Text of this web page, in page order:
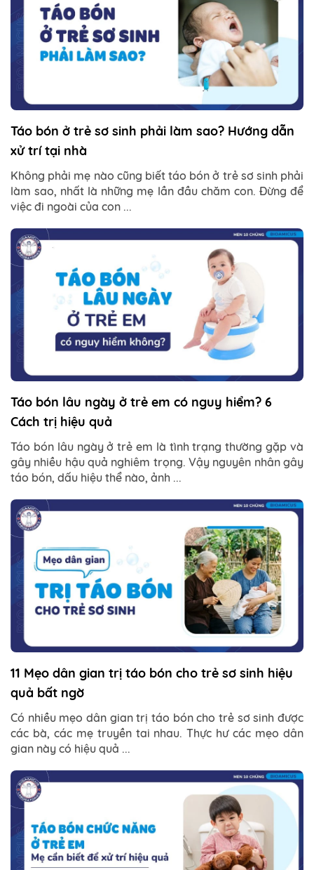
Táo bón ở trẻ sơ sinh phải làm sao? Hướng dẫn
xử trí tại nhà
Không phải mẹ nào cũng biết táo bón ở trẻ sơ sinh phải
làm sao, nhất là những mẹ lần đầu chăm con. Đừng để
việc đi ngoài của con ...
Táo bón lâu ngày ở trẻ em có nguy hiểm? 6
Cách trị hiệu quả
Táo bón lâu ngày ở trẻ em là tình trạng thường gặp và
gây nhiều hậu quả nghiêm trọng. Vậy nguyên nhân gây
táo bón, dấu hiệu thể nào, ảnh ...
11 Mẹo dân gian trị táo bón cho trẻ sơ sinh hiệu
quả bất ngờ
Có nhiều mẹo dân gian trị táo bón cho trẻ sơ sinh được
các bà, các mẹ truyền tai nhau. Thực hư các mẹo dân
gian này có hiệu quả ...